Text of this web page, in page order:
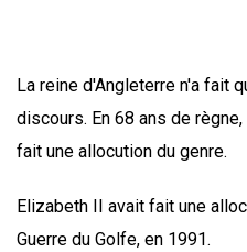
La reine d'Angleterre n'a fait
discours. En 68 ans de
fait une allocution du genre.
Elizabeth II avait fait une
Guerre du Golfe, en 1991.